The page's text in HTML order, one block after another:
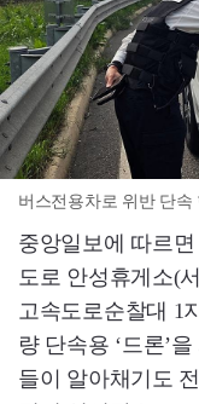
버스전용차로 위반 단속
중앙일보에 따르
도로 안성휴게소(
고속도로순찰대 1
량 단속용 ‘드론’
들이 알아채기도